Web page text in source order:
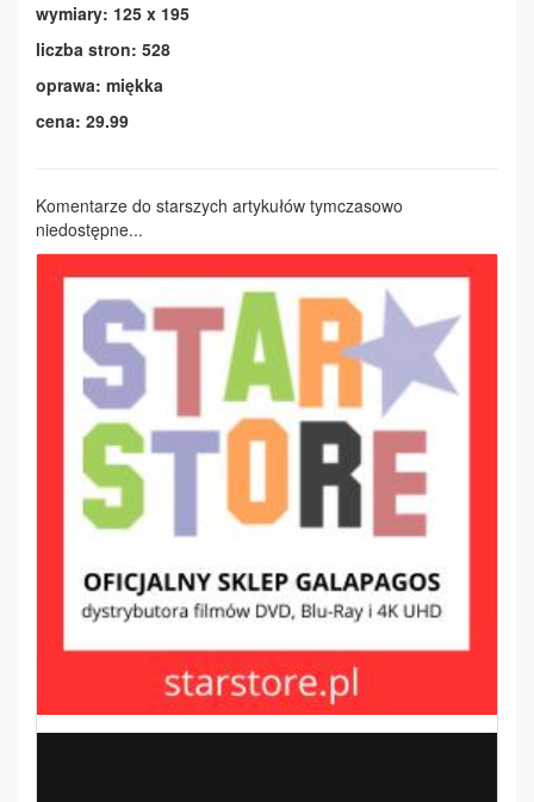
wymiary: 125 x 195
liczba stron: 528
oprawa: miękka
cena: 29.99
Komentarze do starszych artykułów tymczasowo
niedostępne...